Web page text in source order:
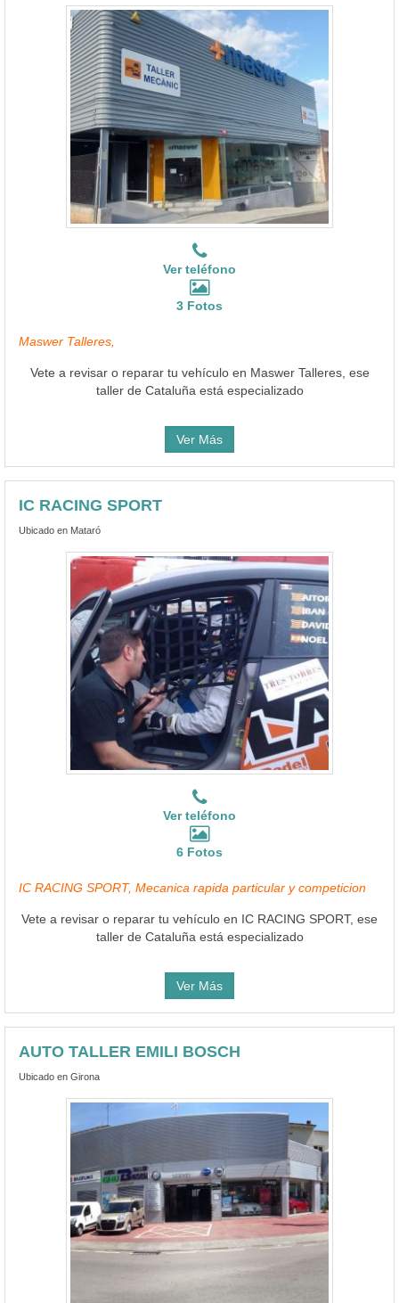
Ver teléfono
3 Fotos
Maswer Talleres,
Vete a revisar o reparar tu vehículo en Maswer Talleres, ese
taller de Cataluña está especializado
Ver Más
IC RACING SPORT
Ubicado en Mataró
Ver teléfono
6 Fotos
IC RACING SPORT, Mecanica rapida particular y competicion
Vete a revisar o reparar tu vehículo en IC RACING SPORT, ese
taller de Cataluña está especializado
Ver Más
AUTO TALLER EMILI BOSCH
Ubicado en Girona